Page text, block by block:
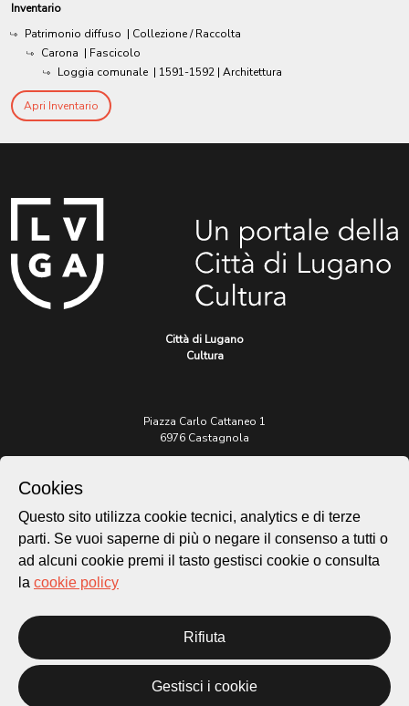
Inventario
Patrimonio diffuso | Collezione / Raccolta
Carona | Fascicolo
Loggia comunale | 1591-1592 | Architettura
Apri Inventario
Città di Lugano
Cultura
Piazza Carlo Cattaneo 1
6976 Castagnola
Per informazioni:
patrimonio@lugano.ch
t. +41 58 866 68 50
Cookie policy
Credits
Homepage
Cookies
Questo sito utilizza cookie tecnici, analytics e di terze
parti. Se vuoi saperne di più o negare il consenso a tutti o
ad alcuni cookie premi il tasto gestisci cookie o consulta
la cookie policy
Rifiuta
Gestisci i cookie